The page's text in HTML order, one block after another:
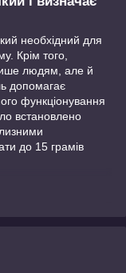
необхідний для
Крім того,
лише людям, але й
допомагає
функціонування
встановлено
до 15 грамів